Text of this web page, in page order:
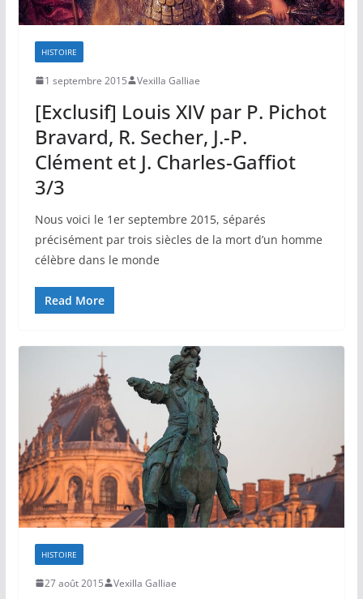
HISTOIRE
1 septembre 2015 Vexilla Galliae
[Exclusif] Louis XIV par P. Pichot
Bravard, R. Secher, J.-P.
Clément et J. Charles-Gaffiot
3/3
Nous voici le 1er septembre 2015, séparés
précisément par trois siècles de la mort d’un homme
célèbre dans le monde
Read More
HISTOIRE
27 août 2015 Vexilla Galliae